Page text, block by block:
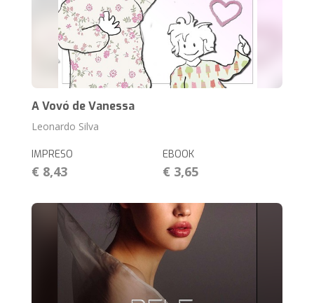
A Vovó de Vanessa
Leonardo Silva
IMPRESO
€ 8,43
EBOOK
€ 3,65